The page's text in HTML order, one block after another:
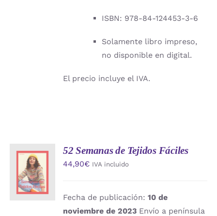
ISBN: 978-84-124453-3-6
Solamente libro impreso,
no disponible en digital.
El precio incluye el IVA.
AÑADIR
AL
CARRITO
/
DETALLES
52 Semanas de Tejidos Fáciles
44,90€ IVA incluido
Fecha de publicación:10 de
noviembre de 2023 Envío a península